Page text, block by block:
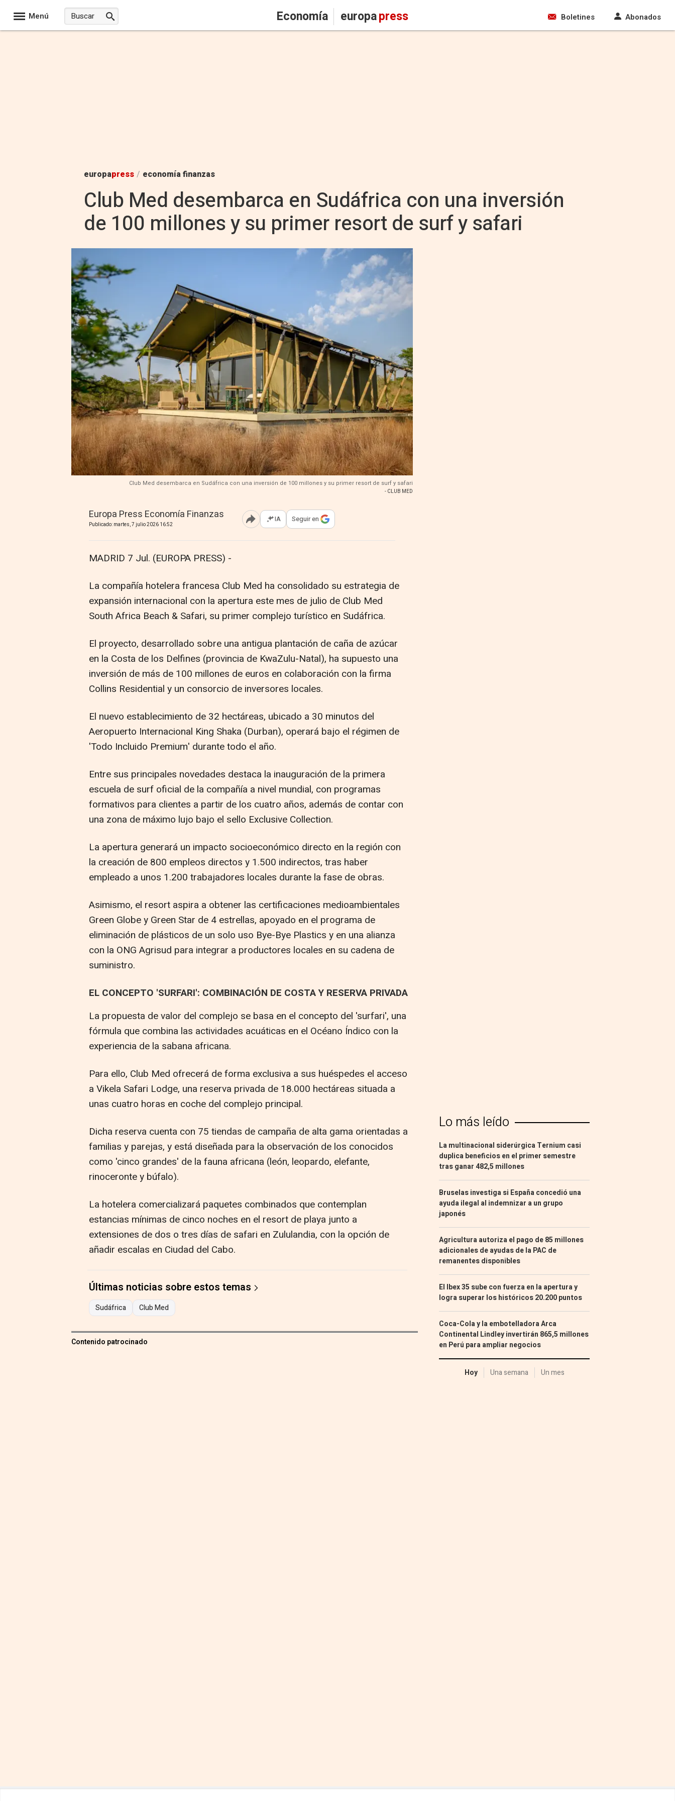
Menú Economía europapress Boletines Abonados
europapress / economía finanzas
Club Med desembarca en Sudáfrica con una inversión
de 100 millones y su primer resort de surf y safari
Club Med desembarca en Sudáfrica con una inversión de 100 millones y su primer resort de surf y safari
- CLUB MED
Europa Press Economía Finanzas
Publicado: martes, 7 julio 2026 16:52 Abrir opciones para compartir
IA Seguir en
MADRID 7 Jul. (EUROPA PRESS) -
La compañía hotelera francesa Club Med ha consolidado su estrategia de
expansión internacional con la apertura este mes de julio de Club Med
South Africa Beach & Safari, su primer complejo turístico en Sudáfrica.
El proyecto, desarrollado sobre una antigua plantación de caña de azúcar
en la Costa de los Delfines (provincia de KwaZulu-Natal), ha supuesto una
inversión de más de 100 millones de euros en colaboración con la firma
Collins Residential y un consorcio de inversores locales.
El nuevo establecimiento de 32 hectáreas, ubicado a 30 minutos del
Aeropuerto Internacional King Shaka (Durban), operará bajo el régimen de
'Todo Incluido Premium' durante todo el año.
Entre sus principales novedades destaca la inauguración de la primera
escuela de surf oficial de la compañía a nivel mundial, con programas
formativos para clientes a partir de los cuatro años, además de contar con
una zona de máximo lujo bajo el sello Exclusive Collection.
La apertura generará un impacto socioeconómico directo en la región con
la creación de 800 empleos directos y 1.500 indirectos, tras haber
empleado a unos 1.200 trabajadores locales durante la fase de obras.
Asimismo, el resort aspira a obtener las certificaciones medioambientales
Green Globe y Green Star de 4 estrellas, apoyado en el programa de
eliminación de plásticos de un solo uso Bye-Bye Plastics y en una alianza
con la ONG Agrisud para integrar a productores locales en su cadena de
suministro.
EL CONCEPTO 'SURFARI': COMBINACIÓN DE COSTA Y RESERVA PRIVADA
La propuesta de valor del complejo se basa en el concepto del 'surfari', una
fórmula que combina las actividades acuáticas en el Océano Índico con la
experiencia de la sabana africana.
Para ello, Club Med ofrecerá de forma exclusiva a sus huéspedes el acceso
a Vikela Safari Lodge, una reserva privada de 18.000 hectáreas situada a
unas cuatro horas en coche del complejo principal.
Dicha reserva cuenta con 75 tiendas de campaña de alta gama orientadas a
familias y parejas, y está diseñada para la observación de los conocidos
como 'cinco grandes' de la fauna africana (león, leopardo, elefante,
rinoceronte y búfalo).
La hotelera comercializará paquetes combinados que contemplan
estancias mínimas de cinco noches en el resort de playa junto a
extensiones de dos o tres días de safari en Zululandia, con la opción de
añadir escalas en Ciudad del Cabo.
Últimas noticias sobre estos temas
Sudáfrica Club Med
Contenido patrocinado
Lo más leído
La multinacional siderúrgica Ternium casi
duplica beneficios en el primer semestre
tras ganar 482,5 millones
Bruselas investiga si España concedió una
ayuda ilegal al indemnizar a un grupo
japonés
Agricultura autoriza el pago de 85 millones
adicionales de ayudas de la PAC de
remanentes disponibles
El Ibex 35 sube con fuerza en la apertura y
logra superar los históricos 20.200 puntos
Coca-Cola y la embotelladora Arca
Continental Lindley invertirán 865,5 millones
en Perú para ampliar negocios
Hoy Una semana Un mes